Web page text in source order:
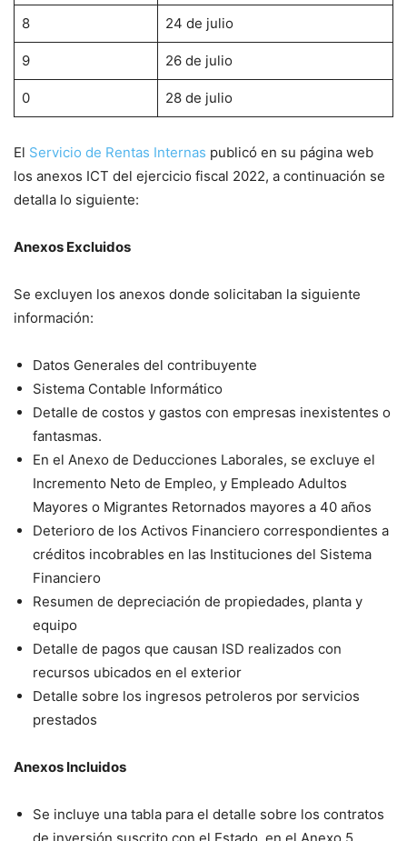
8 24 de julio
9 26 de julio
0 28 de julio
El Servicio de Rentas Internas publicó en su página web
los anexos ICT del ejercicio fiscal 2022, a continuación se
detalla lo siguiente:
Anexos Excluidos
Se excluyen los anexos donde solicitaban la siguiente
información:
Datos Generales del contribuyente
Sistema Contable Informático
Detalle de costos y gastos con empresas inexistentes o
fantasmas.
En el Anexo de Deducciones Laborales, se excluye el
Incremento Neto de Empleo, y Empleado Adultos
Mayores o Migrantes Retornados mayores a 40 años
Deterioro de los Activos Financiero correspondientes a
créditos incobrables en las Instituciones del Sistema
Financiero
Resumen de depreciación de propiedades, planta y
equipo
Detalle de pagos que causan ISD realizados con
recursos ubicados en el exterior
Detalle sobre los ingresos petroleros por servicios
prestados
Anexos Incluidos
Se incluye una tabla para el detalle sobre los contratos
de inversión suscrito con el Estado, en el Anexo 5